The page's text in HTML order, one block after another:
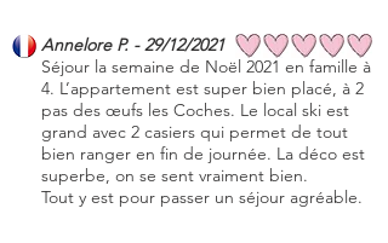
Annelore P. - 29/12/2021
Séjour la semaine de Noël 2021 en famille à
4. L’appartement est super bien placé, à 2
pas des œufs les Coches. Le local ski est
grand avec 2 casiers qui permet de tout
bien ranger en fin de journée. La déco est
superbe, on se sent vraiment bien.
Tout y est pour passer un séjour agréable.